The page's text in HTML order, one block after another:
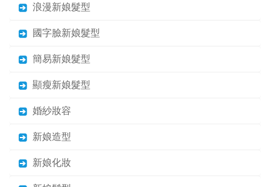
浪漫新娘髮型
國字臉新娘髮型
簡易新娘髮型
顯瘦新娘髮型
婚紗妝容
新娘造型
新娘化妝